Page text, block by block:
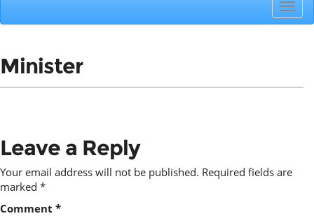
Minister
Leave a Reply
Your email address will not be published. Required fields are
marked *
Comment *